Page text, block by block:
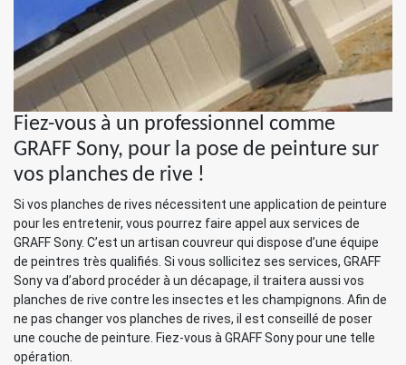
Fiez-vous à un professionnel comme
GRAFF Sony, pour la pose de peinture sur
vos planches de rive !
Si vos planches de rives nécessitent une application de peinture
pour les entretenir, vous pourrez faire appel aux services de
GRAFF Sony. C’est un artisan couvreur qui dispose d’une équipe
de peintres très qualifiés. Si vous sollicitez ses services, GRAFF
Sony va d’abord procéder à un décapage, il traitera aussi vos
planches de rive contre les insectes et les champignons. Afin de
ne pas changer vos planches de rives, il est conseillé de poser
une couche de peinture. Fiez-vous à GRAFF Sony pour une telle
opération.